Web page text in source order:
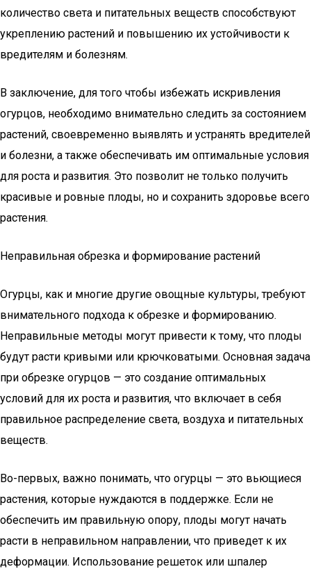
количество света и питательных веществ способствуют
укреплению растений и повышению их устойчивости к
вредителям и болезням.
В заключение, для того чтобы избежать искривления
огурцов, необходимо внимательно следить за состоянием
растений, своевременно выявлять и устранять вредителей
и болезни, а также обеспечивать им оптимальные условия
для роста и развития. Это позволит не только получить
красивые и ровные плоды, но и сохранить здоровье всего
растения.
Неправильная обрезка и формирование растений
Огурцы, как и многие другие овощные культуры, требуют
внимательного подхода к обрезке и формированию.
Неправильные методы могут привести к тому, что плоды
будут расти кривыми или крючковатыми. Основная задача
при обрезке огурцов — это создание оптимальных
условий для их роста и развития, что включает в себя
правильное распределение света, воздуха и питательных
веществ.
Во-первых, важно понимать, что огурцы — это вьющиеся
растения, которые нуждаются в поддержке. Если не
обеспечить им правильную опору, плоды могут начать
расти в неправильном направлении, что приведет к их
деформации. Использование решеток или шпалер